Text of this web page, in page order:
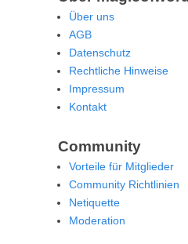
Über uns
AGB
Datenschutz
Rechtliche Hinweise
Impressum
Kontakt
Community
Vorteile für Mitglieder
Community Richtlinien
Netiquette
Moderation